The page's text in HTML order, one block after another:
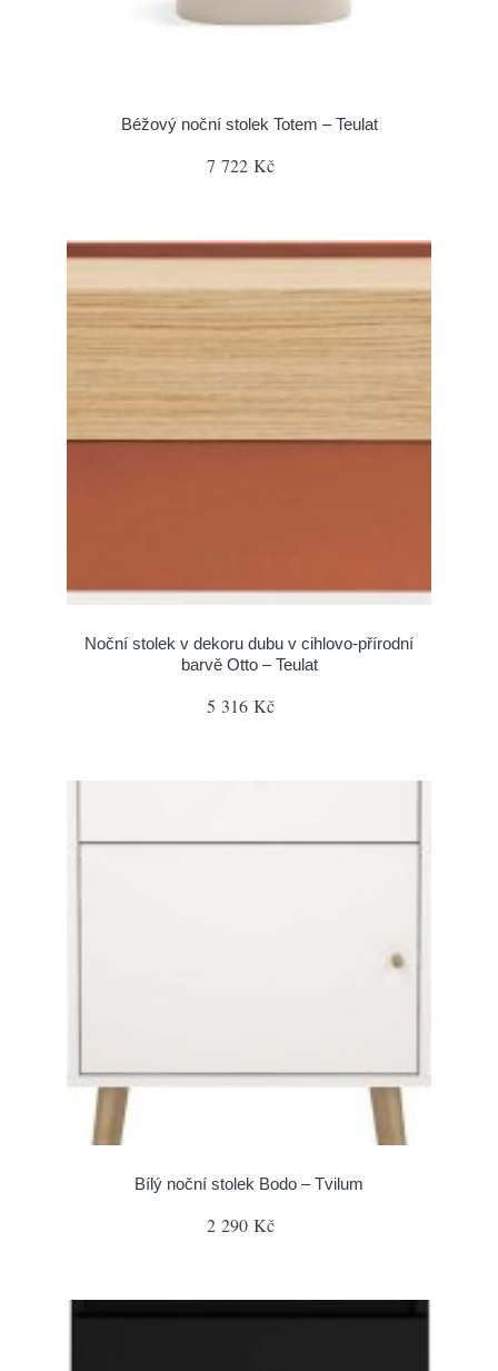
Béžový noční stolek Totem – Teulat
7 722 Kč
Noční stolek v dekoru dubu v cihlovo-přírodní
barvě Otto – Teulat
5 316 Kč
Bílý noční stolek Bodo – Tvilum
2 290 Kč